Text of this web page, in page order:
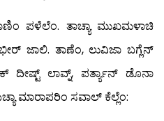
ಪಳೆಲೆಂ. ತಾಚ್ಯಾ ಮುಖಮಳಾಚಿ
ಜಾಲಿ. ತಾಣೆಂ, ಲುವಿಜಾ ಬಗ್ಲೆನ್
ದೀಷ್ಟ್ ಲಾವ್ನ್, ಪರ್ತ್ಯಾನ್ ಡೊನಾ
ಮಾರಾಪರಿಂ ಸವಾಲ್ ಕೆಲ್ಲೆಂ: